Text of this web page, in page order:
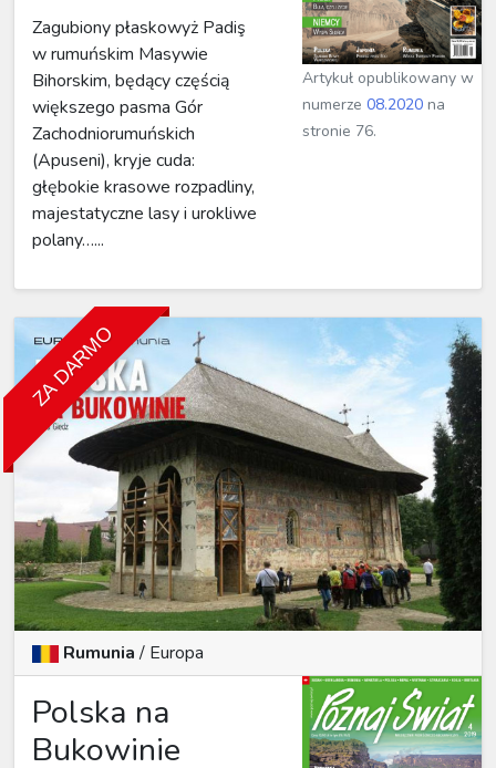
Zagubiony płaskowyż Padiş
w rumuńskim Masywie
Bihorskim, będący częścią
większego pasma Gór
Zachodniorumuńskich
(Apuseni), kryje cuda:
głębokie krasowe rozpadliny,
majestatyczne lasy i urokliwe
polany…...
Artykuł opublikowany w
numerze08.2020 na
stronie 76.
ZA DARMO
Rumunia/ Europa
Polska na
Bukowinie